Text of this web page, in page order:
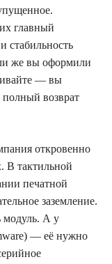
главный
стабильность
же вы оформили
— вы
полный возврат
откровенно
В тактильной
печатной
заземление.
модуль. А у
— её нужно